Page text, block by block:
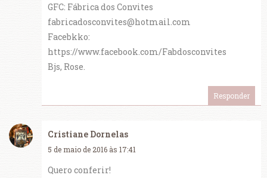
GFC: Fábrica dos Convites
fabricadosconvites@hotmail.com
Facebkko:
https://www.facebook.com/Fabdosconvites
Bjs, Rose.
Responder
Cristiane Dornelas
5 de maio de 2016 às 17:41
Quero conferir!